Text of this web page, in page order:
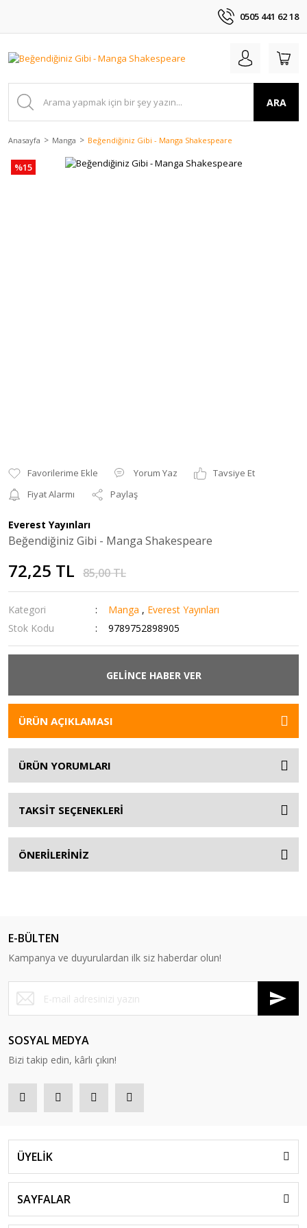
0505 441 62 18
ARA
Anasayfa Manga Beğendiğiniz Gibi - Manga Shakespeare
%15
Yorum Yaz
Tavsiye Et
Fiyat Alarmı
Paylaş
Everest Yayınları
Beğendiğiniz Gibi - Manga Shakespeare
72,25 TL 85,00 TL
Kategori Manga , Everest Yayınları
Stok Kodu
9789752898905
GELİNCE HABER VER
ÜRÜN AÇIKLAMASI
ÜRÜN YORUMLARI
TAKSİT SEÇENEKLERİ
ÖNERİLERİNİZ
E-BÜLTEN
Kampanya ve duyurulardan ilk siz haberdar olun!
SOSYAL MEDYA
Bizi takip edin, kârlı çıkın!
ÜYELİK
SAYFALAR